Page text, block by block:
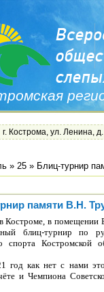
г. Кострома, ул. Ленина,
» 25 » Блиц-турнир
памяти В.Н.
Костроме, в помещении
блиц-турнир по
спорта Костромской
год как нет с нами
и Чемпиона